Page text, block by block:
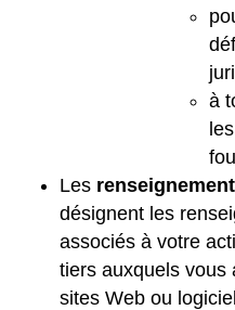
à
Les
désignent les
associés à votre
tiers auxquels vous
sites Web ou